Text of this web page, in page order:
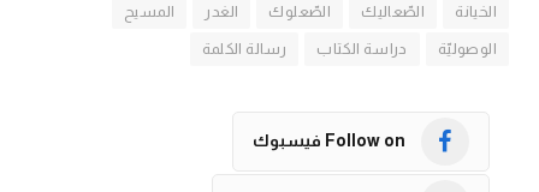
الخيانة الصّعاليك الصّعلوك الغدر المسيح
الوصوليّة دراسة الكتاب رسالة الكلمة
Follow on فيسبوك